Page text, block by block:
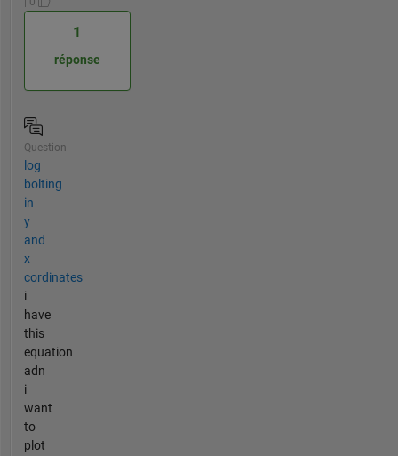
1
réponse
Question
log
bolting
in
y
and
x
cordinates
i
have
this
equation
adn
i
want
to
plot